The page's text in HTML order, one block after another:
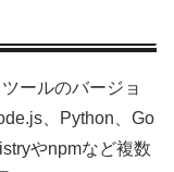
ールのバージョ
、Python、Go
やnpmなど複数